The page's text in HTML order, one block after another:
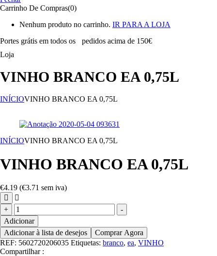
Carrinho De Compras(0)
Nenhum produto no carrinho. IR PARA A LOJA
Portes grátis em todos os
pedidos acima de 150€
Loja
VINHO BRANCO EA 0,75L
INÍCIOVINHO BRANCO EA 0,75L
INÍCIOVINHO BRANCO EA 0,75L
VINHO BRANCO EA 0,75L
€4.19 (€3.71 sem iva)
+
Quantidade
de
VINHO
BRANCO
EA
0,75L
-
Adicionar
Adicionar à lista de desejos
Comprar Agora
REF: 5602720206035 Etiquetas: branco, ea, VINHO
Compartilhar :